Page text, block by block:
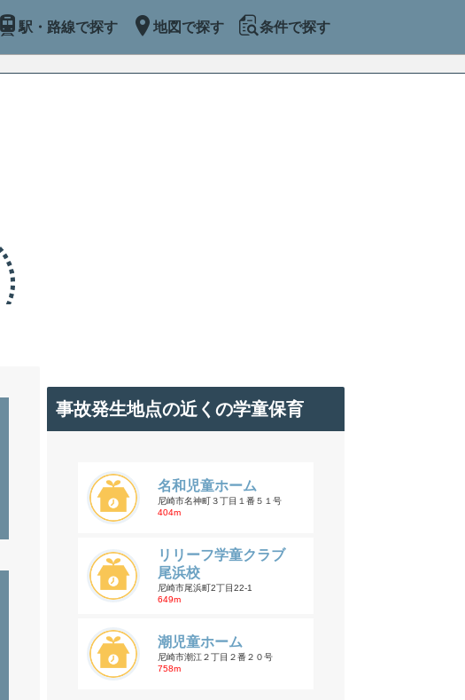
駅・路線で探す 地図で探す 条件で探す
事故発生地点の近くの学童保育
名和児童ホーム
尼崎市名神町３丁目１番５１号
404m
リリーフ学童クラブ
尾浜校
尼崎市尾浜町2丁目22-1
649m
潮児童ホーム
尼崎市潮江２丁目２番２０号
758m